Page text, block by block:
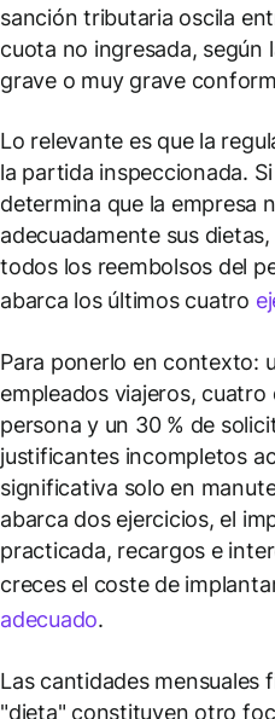
sanción tributaria oscila
cuota no ingresada, según
grave o muy grave
Lo relevante es que la
la partida inspeccionada.
determina que la empresa
adecuadamente sus
todos los reembolsos del
abarca los últimos cuatro
Para ponerlo en contexto:
empleados viajeros, cuatro
persona y un 30 % de
justificantes incompletos
significativa solo en
abarca dos ejercicios, el
practicada, recargos e
creces el coste de
adecuado.
Las cantidades mensuales
"dieta" constituyen otro